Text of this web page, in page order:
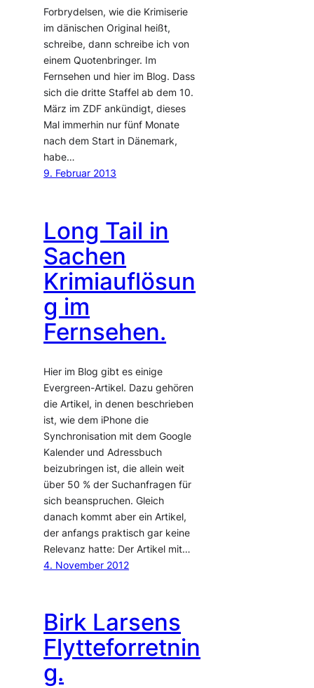
Forbrydelsen, wie die Krimiserie
im dänischen Original heißt,
schreibe, dann schreibe ich von
einem Quotenbringer. Im
Fernsehen und hier im Blog. Dass
sich die dritte Staffel ab dem 10.
März im ZDF ankündigt, dieses
Mal immerhin nur fünf Monate
nach dem Start in Dänemark,
habe…
9. Februar 2013
Long Tail in
Sachen
Krimiauflösun
g im
Fernsehen.
Hier im Blog gibt es einige
Evergreen-Artikel. Dazu gehören
die Artikel, in denen beschrieben
ist, wie dem iPhone die
Synchronisation mit dem Google
Kalender und Adressbuch
beizubringen ist, die allein weit
über 50 % der Suchanfragen für
sich beanspruchen. Gleich
danach kommt aber ein Artikel,
der anfangs praktisch gar keine
Relevanz hatte: Der Artikel mit…
4. November 2012
Birk Larsens
Flytteforretnin
g.